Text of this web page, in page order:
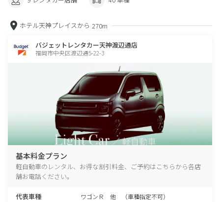
ホテル天神プレイスから 270m
バジェットレンタカー天神渡辺通店
福岡市中央区渡辺通5-22-3
基本料金プラン
軽自動車のレンタル、お得な割引料金、ご予約はこちらから各店
舗お電話ください。
代表車種 ワゴンＲ 他 （車種指定不可）